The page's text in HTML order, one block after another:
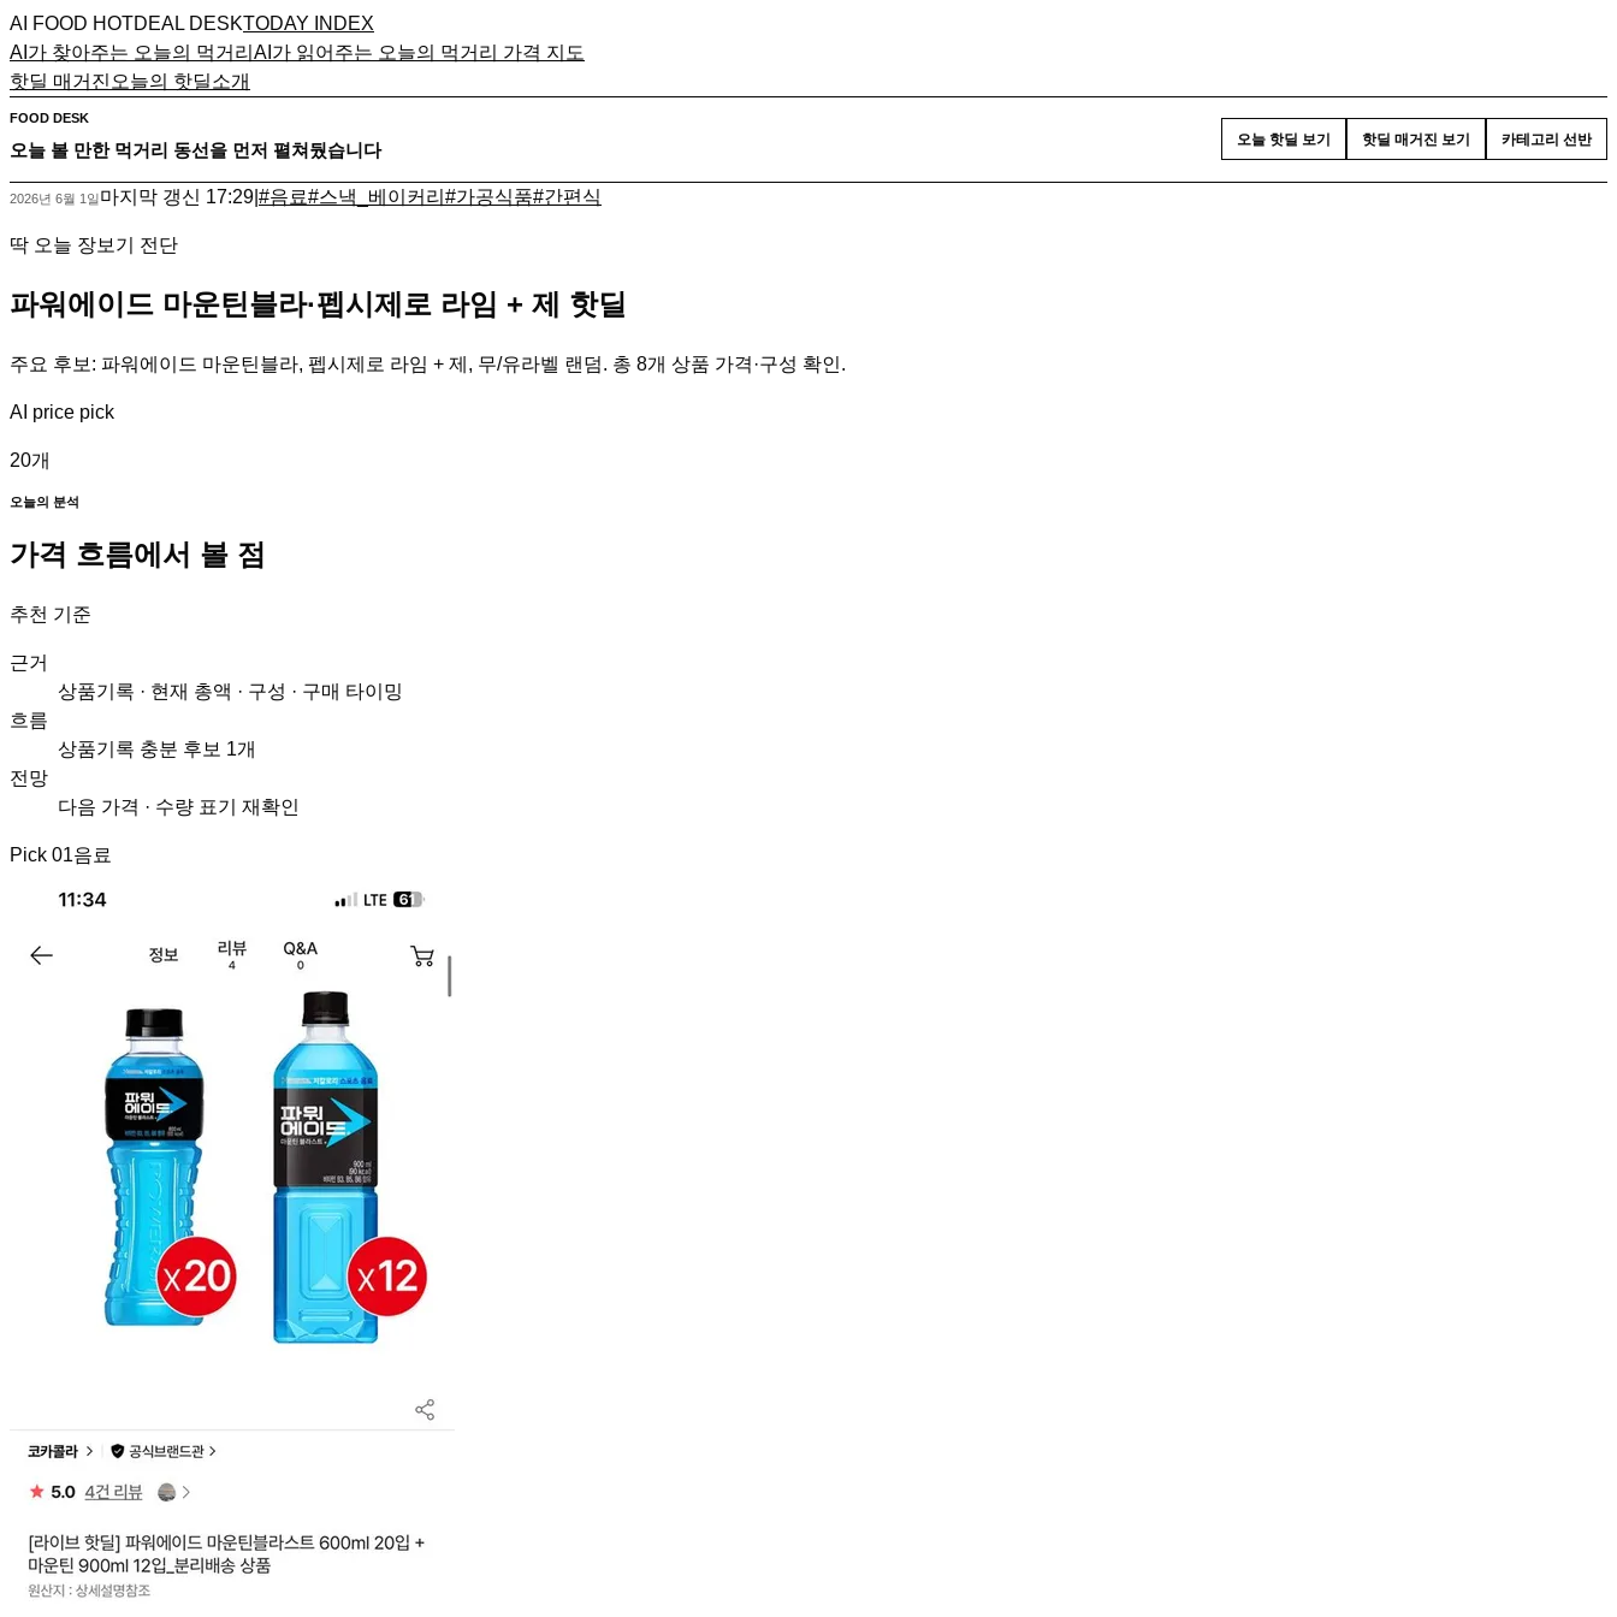
AI FOOD HOTDEAL DESKTODAY INDEX
AI가 찾아주는 오늘의 먹거리 AI가 읽어주는 오늘의 먹거리 가격 지도
핫딜 매거진 오늘의 핫딜소개
FOOD DESK
오늘 볼 만한 먹거리 동선을 먼저 펼쳐뒀습니다
오늘 핫딜 보기 핫딜 매거진 보기 카테고리 선반
2026년 6월 1일마지막 갱신 17:29 #음료#스낵_베이커리 #가공식품#간편식
딱 오늘 장보기 전단
파워에이드 마운틴블라·펩시제로 라임 + 제 핫딜
주요 후보: 파워에이드 마운틴블라, 펩시제로 라임 + 제, 무/유라벨 랜덤. 총 8개 상품 가격·구성 확인.
AI price pick
20개
오늘의 분석
가격 흐름에서 볼 점
추천 기준
근거
상품기록 · 현재 총액 · 구성 · 구매 타이밍
흐름
상품기록 충분 후보 1개
전망
다음 가격 · 수량 표기 재확인
Pick 01음료